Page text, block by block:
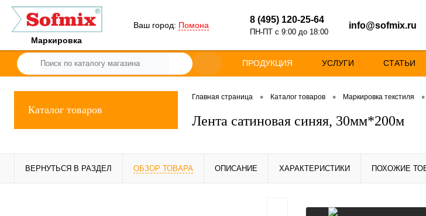
Маркировка
Ваш город: Помона
8 (495) 120-25-64
ПН-ПТ с 9:00 до 18:00
info@sofmix.ru
ПРОДУКЦИЯ УСЛУГИ СТАТЬИ
Каталог товаров
Главная страница • Каталог товаров • Маркировка текстиля •
Лента сатиновая синяя, 30мм*200м
ВЕРНУТЬСЯ В РАЗДЕЛ ОБЗОР ТОВАРА ОПИСАНИЕ ХАРАКТЕРИСТИКИ ПОХОЖИЕ